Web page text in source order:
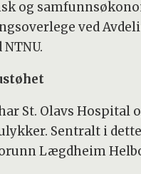
og
ved
St. Olavs Hospital
Sentralt i
Lægdheim